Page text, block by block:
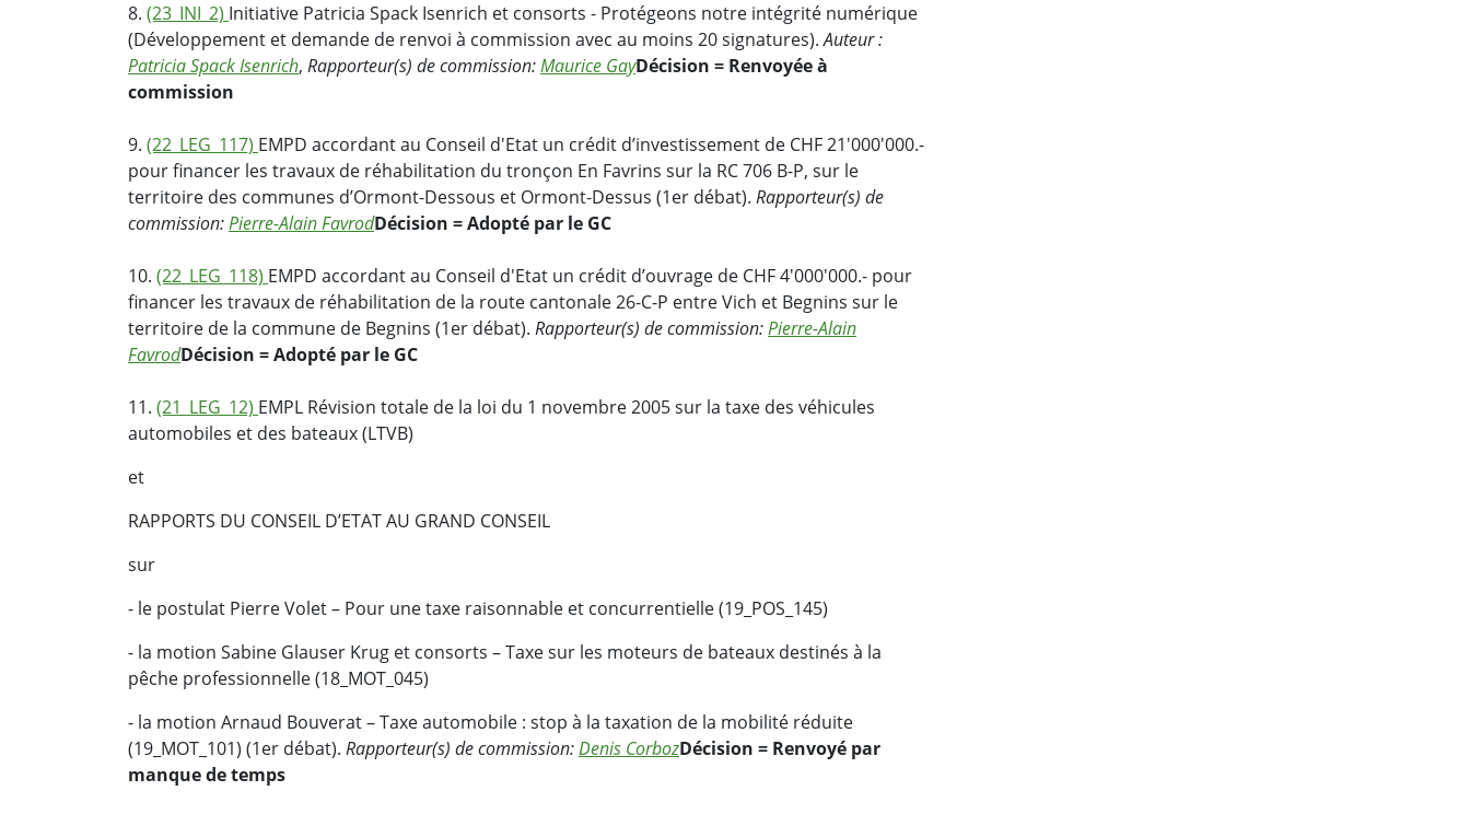
8. (23_INI_2) Initiative Patricia Spack Isenrich et consorts - Protégeons notre intégrité numérique
(Développement et demande de renvoi à commission avec au moins 20 signatures).Auteur :
Patricia Spack Isenrich, Rapporteur(s) de commission:Maurice GayDécision = Renvoyée à
commission
9. (22_LEG_117) EMPD accordant au Conseil d'Etat un crédit d’investissement de CHF 21'000'000.-
pour financer les travaux de réhabilitation du tronçon En Favrins sur la RC 706 B-P, sur le
territoire des communes d’Ormont-Dessous et Ormont-Dessus (1er débat). Rapporteur(s) de
commission:Pierre-Alain FavrodDécision = Adopté par le GC
10. (22_LEG_118) EMPD accordant au Conseil d'Etat un crédit d’ouvrage de CHF 4'000'000.- pour
financer les travaux de réhabilitation de la route cantonale 26-C-P entre Vich et Begnins sur le
territoire de la commune de Begnins (1er débat). Rapporteur(s) de commission:Pierre-Alain
FavrodDécision = Adopté par le GC
11. (21_LEG_12) EMPL Révision totale de la loi du 1 novembre 2005 sur la taxe des véhicules
automobiles et des bateaux (LTVB)
et
RAPPORTS DU CONSEIL D’ETAT AU GRAND CONSEIL
sur
- le postulat Pierre Volet – Pour une taxe raisonnable et concurrentielle (19_POS_145)
- la motion Sabine Glauser Krug et consorts – Taxe sur les moteurs de bateaux destinés à la
pêche professionnelle (18_MOT_045)
- la motion Arnaud Bouverat – Taxe automobile : stop à la taxation de la mobilité réduite
(19_MOT_101) (1er débat). Rapporteur(s) de commission:Denis CorbozDécision = Renvoyé par
manque de temps